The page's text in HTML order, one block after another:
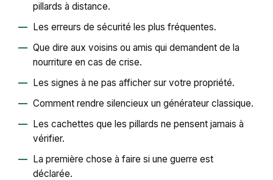
pillards à distance.
Les erreurs de sécurité les plus fréquentes.
Que dire aux voisins ou amis qui demandent de la
nourriture en cas de crise.
Les signes à ne pas afficher sur votre propriété.
Comment rendre silencieux un générateur classique.
Les cachettes que les pillards ne pensent jamais à
vérifier.
La première chose à faire si une guerre est
déclarée.